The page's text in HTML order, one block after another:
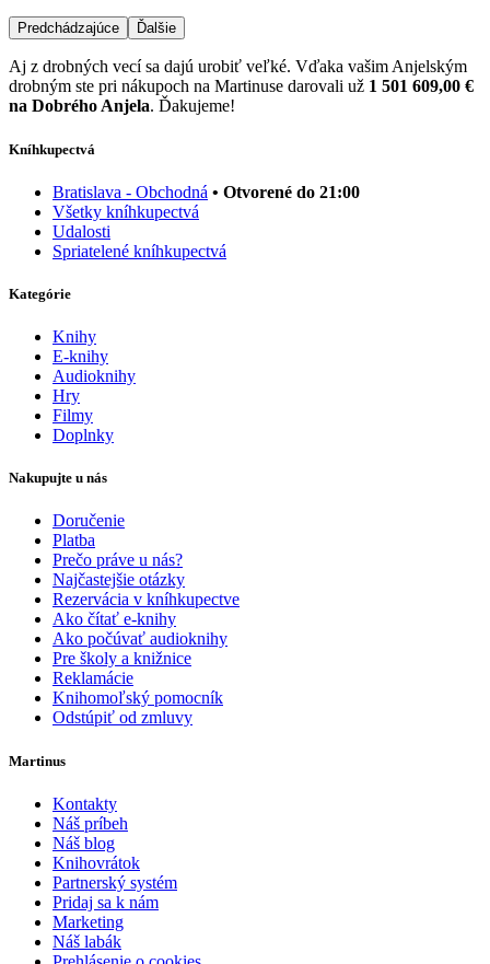
Predchádzajúce Ďalšie
Aj z drobných vecí sa dajú urobiť veľké. Vďaka vašim Anjelským
drobným ste pri nákupoch na Martinuse darovali už 1 501 609,00 €
na Dobrého Anjela. Ďakujeme!
Kníhkupectvá
Bratislava - Obchodná • Otvorené do 21:00
Všetky kníhkupectvá
Udalosti
Spriatelené kníhkupectvá
Kategórie
Knihy
E-knihy
Audioknihy
Hry
Filmy
Doplnky
Nakupujte u nás
Doručenie
Platba
Prečo práve u nás?
Najčastejšie otázky
Rezervácia v kníhkupectve
Ako čítať e-knihy
Ako počúvať audioknihy
Pre školy a knižnice
Reklamácie
Knihomoľský pomocník
Odstúpiť od zmluvy
Martinus
Kontakty
Náš príbeh
Náš blog
Knihovrátok
Partnerský systém
Pridaj sa k nám
Marketing
Náš labák